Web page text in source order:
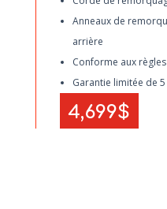
Anneaux de
arrière
Conforme aux
Garantie limitée de
4,699$